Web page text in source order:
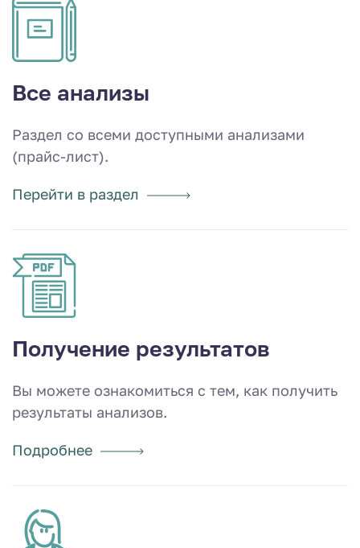
Все анализы
Раздел со всеми доступными анализами
(прайс-лист).
Перейти в раздел
Получение результатов
Вы можете ознакомиться с тем, как получить
результаты анализов.
Подробнее